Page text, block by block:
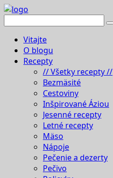
Vitajte
O blogu
Recepty
// Všetky recepty //
Bezmäsité
Cestoviny
Inšpirované Áziou
Jesenné recepty
Letné recepty
Mäso
Nápoje
Pečenie a dezerty
Pečivo